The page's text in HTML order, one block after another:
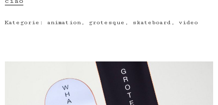
Kategorie: animation , grotesque , skateboard , video